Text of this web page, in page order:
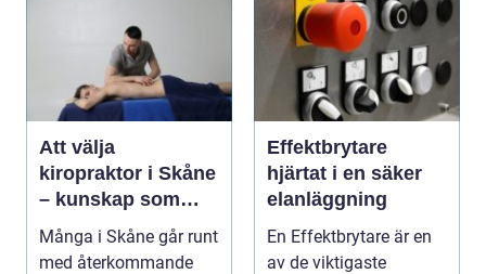
Att välja
kiropraktor i Skåne
– kunskap som
hjälper dig att ta
rätt beslut
Många i Skåne går runt
med återkommande
Effektbrytare
hjärtat i en säker
elanläggning
En Effektbrytare är en
av de viktigaste